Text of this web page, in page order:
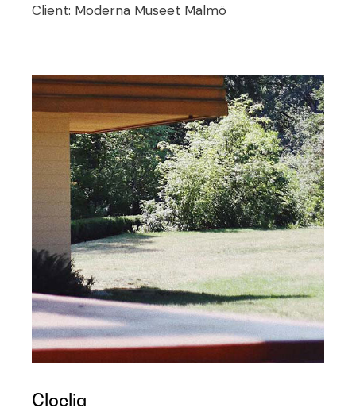
Client: Moderna Museet Malmö
Cloelia